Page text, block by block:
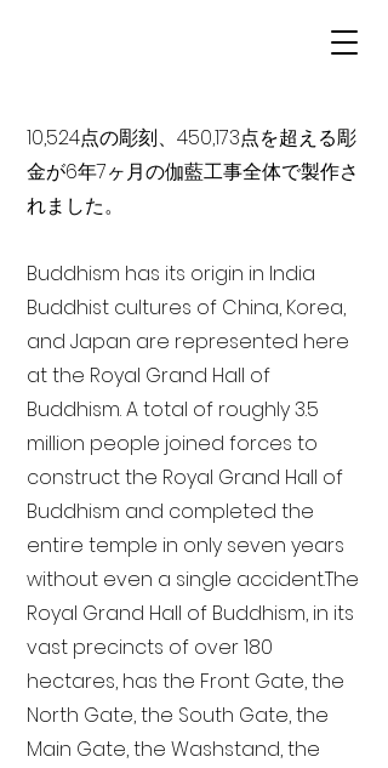
10,524点の彫刻、450,173点を超える彫
金が6年7ヶ月の伽藍工事全体で製作さ
れました。
Buddhism has its origin in India
Buddhist cultures of China, Korea,
and Japan are represented here
at the Royal Grand Hall of
Buddhism. A total of roughly 3.5
million people joined forces to
construct the Royal Grand Hall of
Buddhism and completed the
entire temple in only seven years
without even a single accident. The
Royal Grand Hall of Buddhism, in its
vast precincts of over 180
hectares, has the Front Gate, the
North Gate, the South Gate, the
Main Gate, the Washstand, the